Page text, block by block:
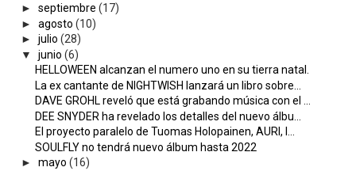
► septiembre (17)
► agosto (10)
► julio (28)
▼
junio (6)
HELLOWEEN alcanzan el numero uno en su tierra natal.
La ex cantante de NIGHTWISH lanzará un libro sobre...
DAVE GROHL reveló que está grabando música con el ...
DEE SNYDER ha revelado los detalles del nuevo álbu...
El proyecto paralelo de Tuomas Holopainen, AURI, l...
SOULFLY no tendrá nuevo álbum hasta 2022
► mayo (16)